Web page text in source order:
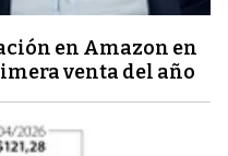
en Amazon en
venta del año